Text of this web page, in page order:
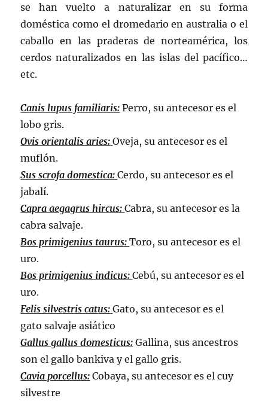
se han vuelto a naturalizar en su forma
doméstica como el dromedario en australia o el
caballo en las praderas de norteamérica, los
cerdos naturalizados en las islas del pacífico…
etc.
Canis lupus familiaris: Perro, su antecesor es el
lobo gris.
Ovis orientalis aries: Oveja, su antecesor es el
muflón.
Sus scrofa domestica:Cerdo, su antecesor es el
jabalí.
Capra aegagrus hircus: Cabra, su antecesor es la
cabra salvaje.
Bos primigenius taurus: Toro, su antecesor es el
uro.
Bos primigenius indicus:Cebú, su antecesor es el
uro.
Felis silvestris catus: Gato, su antecesor es el
gato salvaje asiático
Gallus gallus domesticus: Gallina, sus ancestros
son el gallo bankiva y el gallo gris.
Cavia porcellus: Cobaya, su antecesor es el cuy
silvestre